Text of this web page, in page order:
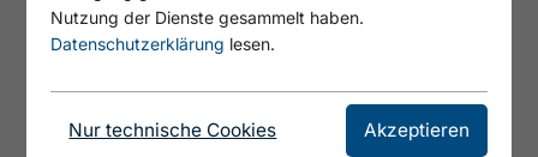
Nutzung der Dienste gesammelt haben.
Datenschutzerklärung lesen.
Nur technische Cookies Akzeptieren